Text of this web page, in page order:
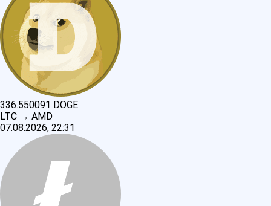
336.550091 DOGE
LTC → AMD
07.08.2026, 22:31